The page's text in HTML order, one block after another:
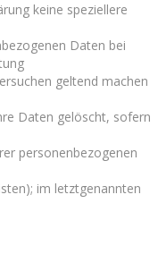
keine speziellere
Daten bei
geltend machen
Daten gelöscht, sofern
personenbezogenen
im letztgenannten